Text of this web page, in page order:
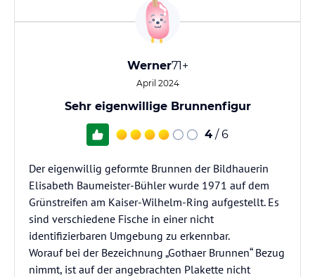
Werner71+
April 2024
Sehr eigenwillige Brunnenfigur
4 / 6
Der eigenwillig geformte Brunnen der Bildhauerin
Elisabeth Baumeister-Bühler wurde 1971 auf dem
Grünstreifen am Kaiser-Wilhelm-Ring aufgestellt. Es
sind verschiedene Fische in einer nicht
identifizierbaren Umgebung zu erkennbar.
Worauf bei der Bezeichnung „Gothaer Brunnen“ Bezug
nimmt, ist auf der angebrachten Plakette nicht